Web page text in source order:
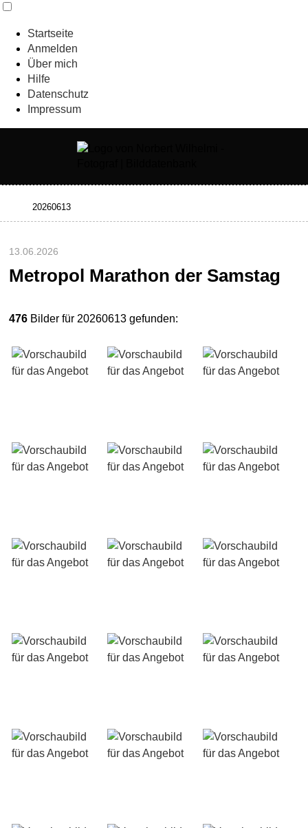
Startseite
Anmelden
Über mich
Hilfe
Datenschutz
Impressum
13.06.2026
Metropol Marathon der Samstag
476 Bilder für 20260613 gefunden: